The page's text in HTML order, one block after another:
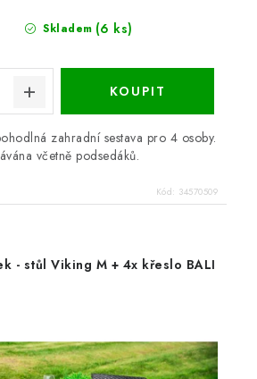
Skladem (6 ks)
zahradní sestava pro 4 osoby.
včetně podsedáků.
Kód: 34570509
- stůl Viking M + 4x křeslo BALI